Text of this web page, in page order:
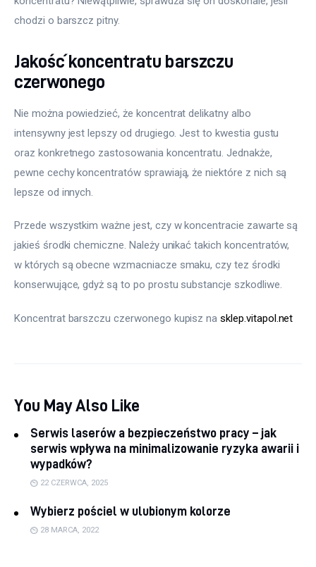
chodzi o barszcz pitny.
Jakość koncentratu barszczu
czerwonego
Nie można powiedzieć, że koncentrat delikatny albo
intensywny jest lepszy od drugiego. Jest to kwestia gustu
oraz konkretnego zastosowania koncentratu. Jednakże,
pewne cechy koncentratów sprawiają, że niektóre z nich są
lepsze od innych.
Przede wszystkim ważne jest, czy w koncentracie zawarte są
jakieś środki chemiczne. Należy unikać takich koncentratów,
w których są obecne wzmacniacze smaku, czy tez środki
konserwujące, gdyż są to po prostu substancje szkodliwe.
Koncentrat barszczu czerwonego kupisz na sklep.vitapol.net
You May Also Like
Serwis laserów a bezpieczeństwo pracy – jak
serwis wpływa na minimalizowanie ryzyka awarii i
wypadków?
22 CZERWCA, 2025
Wybierz pościel w ulubionym kolorze
28 MARCA, 2022